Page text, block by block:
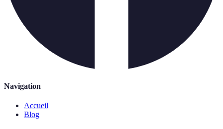
Navigation
Accueil
Blog